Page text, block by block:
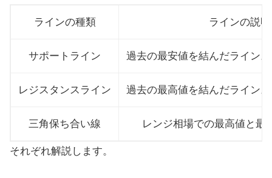
ラインの種類 ラインの説明
サポートライン 過去の最安値を結んだライン
レジスタンスライン 過去の最高値を結んだライン
三角保ち合い線 レンジ相場での最高値と最
それぞれ解説します。